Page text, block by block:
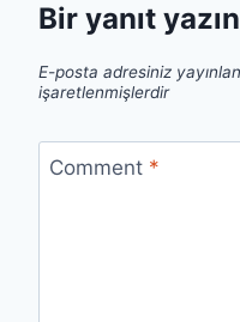
Bir yanıt yazın
E-posta adresiniz
işaretlenmişlerdir
Comment *